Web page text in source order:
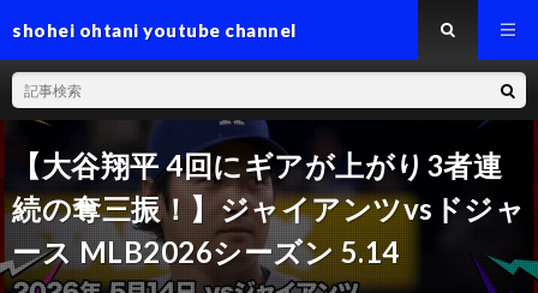
shohei ohtani youtube channel
【大谷翔平 4回にギアが上がり3者連
続の奪三振！】ジャイアンツvsドジャ
ース MLB2026シーズン 5.14